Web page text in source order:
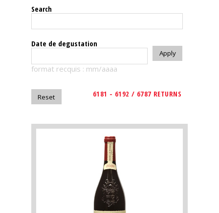
Tasting
reviews
The
magazine
Magazine
Search
Date de degustation
format recquis : mm/aaaa
6181 - 6192 / 6787 RETURNS